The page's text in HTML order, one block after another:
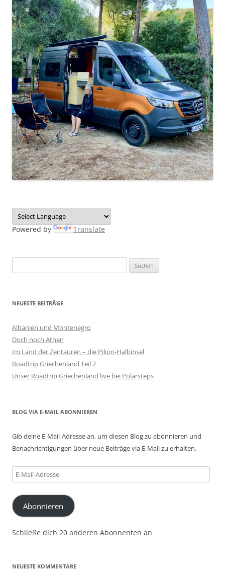
Powered by Translate
nach:
NEUESTE BEITRÄGE
Albanien und Montenegro
Doch noch Athen
Im Land der Zentauren – die Pilion-Halbinsel
Roadtrip Griechenland Teil 2
Unser Roadtrip Griechenland live bei Polarsteps
BLOG VIA E-MAIL ABONNIEREN
Gib deine E-Mail-Adresse an, um diesen Blog zu abonnieren und
Benachrichtigungen über neue Beiträge via E-Mail zu erhalten.
E-
Mail-
Adresse
Abonnieren
Schließe dich 20 anderen Abonnenten an
NEUESTE KOMMENTARE